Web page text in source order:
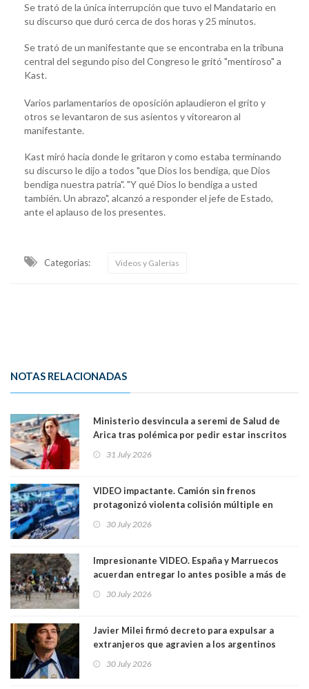
Se trató de la única interrupción que tuvo el Mandatario en
su discurso que duró cerca de dos horas y 25 minutos.
Se trató de un manifestante que se encontraba en la tribuna
central del segundo piso del Congreso le gritó "mentiroso" a
Kast.
Varios parlamentarios de oposición aplaudieron el grito y
otros se levantaron de sus asientos y vitorearon al
manifestante.
Kast miró hacia donde le gritaron y como estaba terminando
su discurso le dijo a todos "que Dios los bendiga, que Dios
bendiga nuestra patria". "Y qué Dios lo bendiga a usted
también. Un abrazo", alcanzó a responder el jefe de Estado,
ante el aplauso de los presentes.
Categorias: Videos y Galerías
NOTAS RELACIONADAS
Ministerio desvincula a seremi de Salud de
Arica tras polémica por pedir estar inscritos
Ya son 29 seremis despedidos desde el 11 de
31 July 2026
VIDEO impactante. Camión sin frenos
protagonizó violenta colisión múltiple en
30 July 2026
Impresionante VIDEO. España y Marruecos
acuerdan entregar lo antes posible a más de
avalancha y de manera irregular a territorio
30 July 2026
Javier Milei firmó decreto para expulsar a
extranjeros que agravien a los argentinos
30 July 2026